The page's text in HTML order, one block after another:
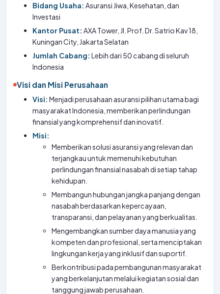
Bidang Usaha: Asuransi Jiwa, Kesehatan, dan
Investasi
Kantor Pusat: AXA Tower, Jl. Prof. Dr. Satrio Kav 18,
Kuningan City, Jakarta Selatan
Jumlah Cabang: Lebih dari 50 cabang di seluruh
Indonesia
Visi dan Misi Perusahaan
Visi: Menjadi perusahaan asuransi pilihan utama bagi
masyarakat Indonesia, memberikan perlindungan
finansial yang komprehensif dan inovatif.
Misi:
Memberikan solusi asuransi yang relevan dan
terjangkau untuk memenuhi kebutuhan
perlindungan finansial nasabah di setiap tahap
kehidupan.
Membangun hubungan jangka panjang dengan
nasabah berdasarkan kepercayaan,
transparansi, dan pelayanan yang berkualitas.
Mengembangkan sumber daya manusia yang
kompeten dan profesional, serta menciptakan
lingkungan kerja yang inklusif dan suportif.
Berkontribusi pada pembangunan masyarakat
yang berkelanjutan melalui kegiatan sosial dan
tanggung jawab perusahaan.